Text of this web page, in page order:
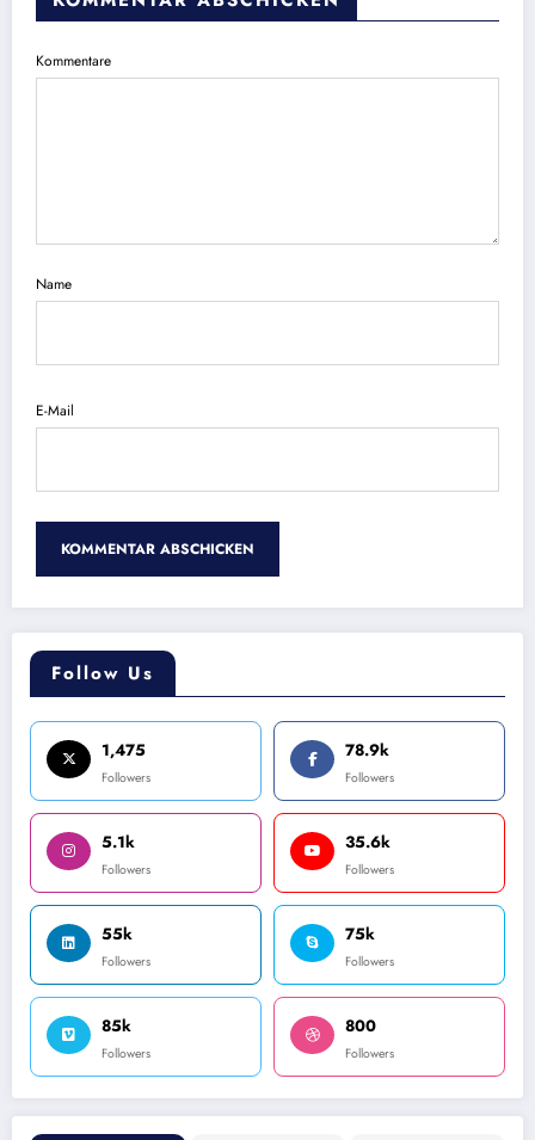
Kommentare
Name
E-Mail
Follow Us
1,475
Followers
78.9k
Followers
5.1k
Followers
35.6k
Followers
55k
Followers
75k
Followers
85k
Followers
800
Followers